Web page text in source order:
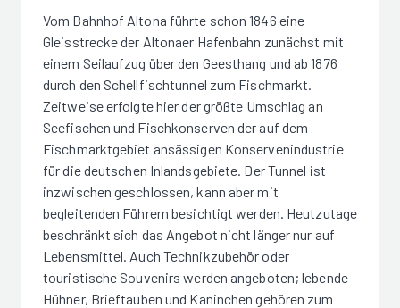
Vom Bahnhof Altona führte schon 1846 eine
Gleisstrecke der Altonaer Hafenbahn zunächst mit
einem Seilaufzug über den Geesthang und ab 1876
durch den Schellfischtunnel zum Fischmarkt.
Zeitweise erfolgte hier der größte Umschlag an
Seefischen und Fischkonserven der auf dem
Fischmarktgebiet ansässigen Konservenindustrie
für die deutschen Inlandsgebiete. Der Tunnel ist
inzwischen geschlossen, kann aber mit
begleitenden Führern besichtigt werden. Heutzutage
beschränkt sich das Angebot nicht länger nur auf
Lebensmittel. Auch Technikzubehör oder
touristische Souvenirs werden angeboten; lebende
Hühner, Brieftauben und Kaninchen gehören zum